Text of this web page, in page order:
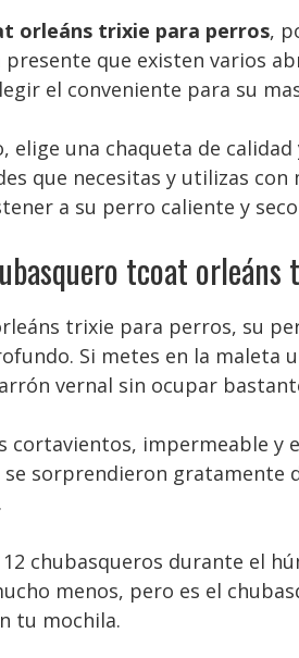
orleáns trixie para perros,
que existen varios
el conveniente para su
una chaqueta de
que necesitas y utilizas
a su perro caliente y
tcoat
trixie para perros, su
Si metes en la maleta
vernal sin ocupar
cortavientos, impermeable
sorprendieron
chubasqueros durante el
menos, pero es el
tu mochila.